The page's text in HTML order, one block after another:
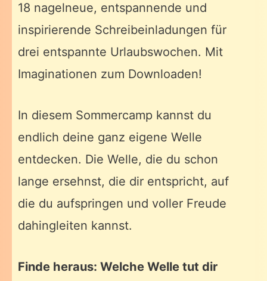
18 nagelneue, entspannende und
inspirierende Schreibeinladungen für
drei entspannte Urlaubswochen. Mit
Imaginationen zum Downloaden!
In diesem Sommercamp kannst du
endlich deine ganz eigene Welle
entdecken. Die Welle, die du schon
lange ersehnst, die dir entspricht, auf
die du aufspringen und voller Freude
dahingleiten kannst.
Finde heraus: Welche Welle tut dir